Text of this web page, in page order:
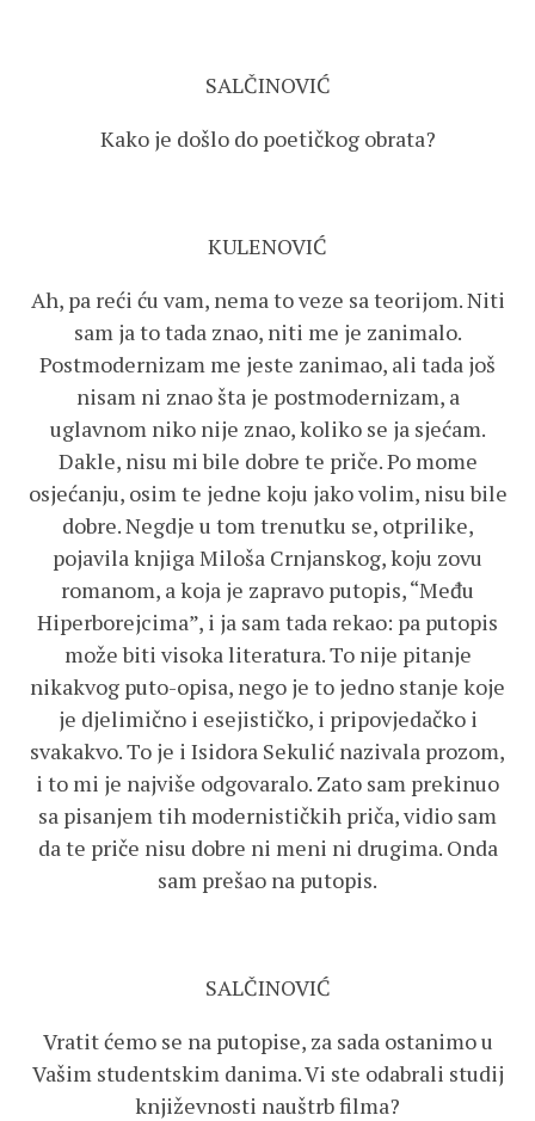
SALČINOVIĆ
Kako je došlo do poetičkog obrata?
KULENOVIĆ
Ah, pa reći ću vam, nema to veze sa teorijom. Niti
sam ja to tada znao, niti me je zanimalo.
Postmodernizam me jeste zanimao, ali tada još
nisam ni znao šta je postmodernizam, a
uglavnom niko nije znao, koliko se ja sjećam.
Dakle, nisu mi bile dobre te priče. Po mome
osjećanju, osim te jedne koju jako volim, nisu bile
dobre. Negdje u tom trenutku se, otprilike,
pojavila knjiga Miloša Crnjanskog, koju zovu
romanom, a koja je zapravo putopis, “Među
Hiperborejcima”, i ja sam tada rekao: pa putopis
može biti visoka literatura. To nije pitanje
nikakvog puto-opisa, nego je to jedno stanje koje
je djelimično i esejističko, i pripovjedačko i
svakakvo. To je i Isidora Sekulić nazivala prozom,
i to mi je najviše odgovaralo. Zato sam prekinuo
sa pisanjem tih modernističkih priča, vidio sam
da te priče nisu dobre ni meni ni drugima. Onda
sam prešao na putopis.
SALČINOVIĆ
Vratit ćemo se na putopise, za sada ostanimo u
Vašim studentskim danima. Vi ste odabrali studij
književnosti nauštrb filma?